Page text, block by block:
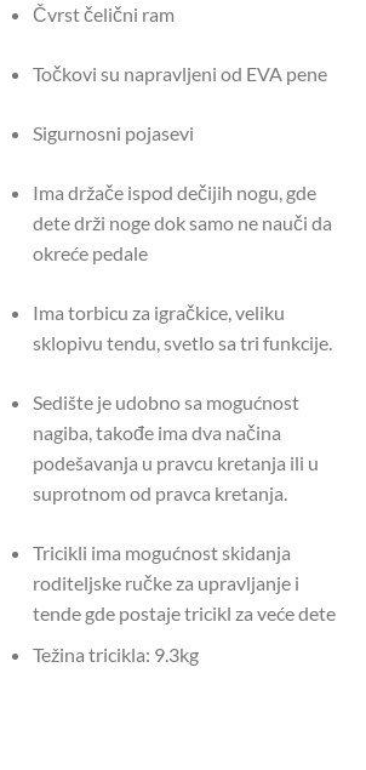
Čvrst čelični ram
Točkovi su napravljeni od EVA pene
Sigurnosni pojasevi
Ima držače ispod dečijih nogu, gde
dete drži noge dok samo ne nauči da
okreće pedale
Ima torbicu za igračkice, veliku
sklopivu tendu, svetlo sa tri funkcije.
Sedište je udobno sa mogućnost
nagiba, takođe ima dva načina
podešavanja u pravcu kretanja ili u
suprotnom od pravca kretanja.
Tricikli ima mogućnost skidanja
roditeljske ručke za upravljanje i
tende gde postaje tricikl za veće dete
Težina tricikla: 9.3kg